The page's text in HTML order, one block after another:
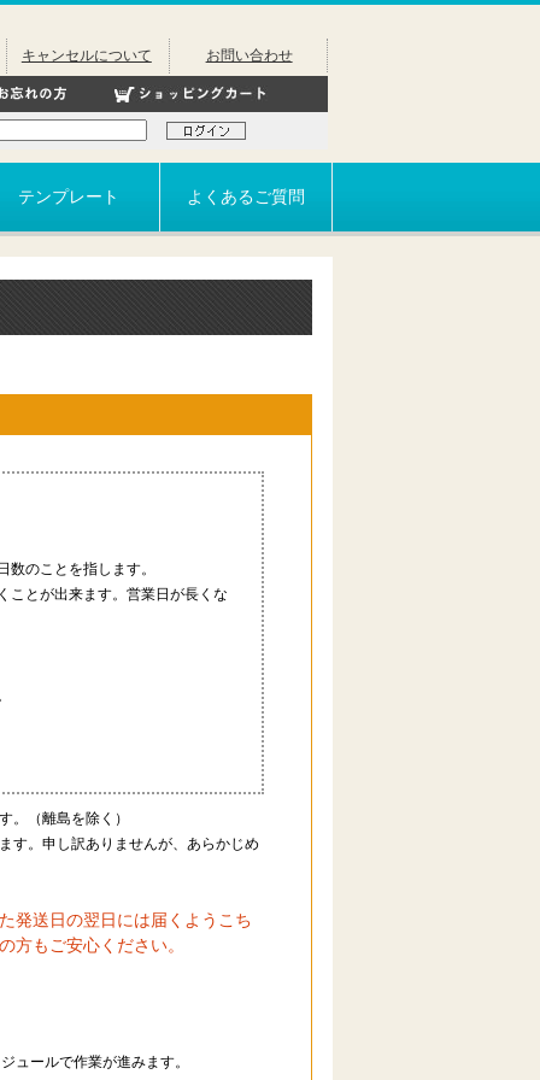
キャンセルについて お問い合わせ
テンプレート よくあるご質問
のことを指します。
ことが出来ます。営業日が長くな
。（離島を除く）
す。申し訳ありませんが、あらかじめ
発送日の翌日には届くようこち
方もご安心ください。
ュールで作業が進みます。